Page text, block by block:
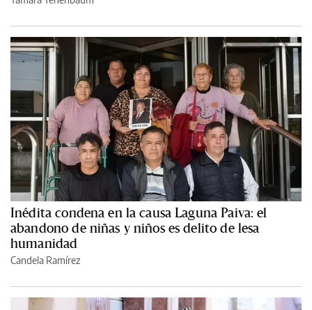
Inédita condena en la causa Laguna Paiva: el
abandono de niñas y niños es delito de lesa
humanidad
Candela Ramírez